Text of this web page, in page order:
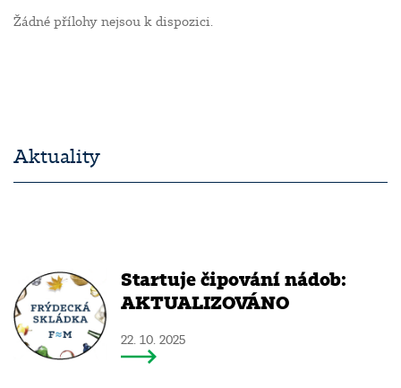
Žádné přílohy nejsou k dispozici.
Aktuality
Startuje čipování nádob:
AKTUALIZOVÁNO
22. 10. 2025